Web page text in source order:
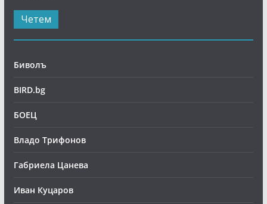
Четем
Биволъ
BIRD.bg
БОЕЦ
Владо Трифонов
Габриела Цанева
Иван Куцаров